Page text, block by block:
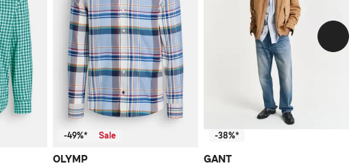
-49%* Sale
OLYMP
-38%*
GANT